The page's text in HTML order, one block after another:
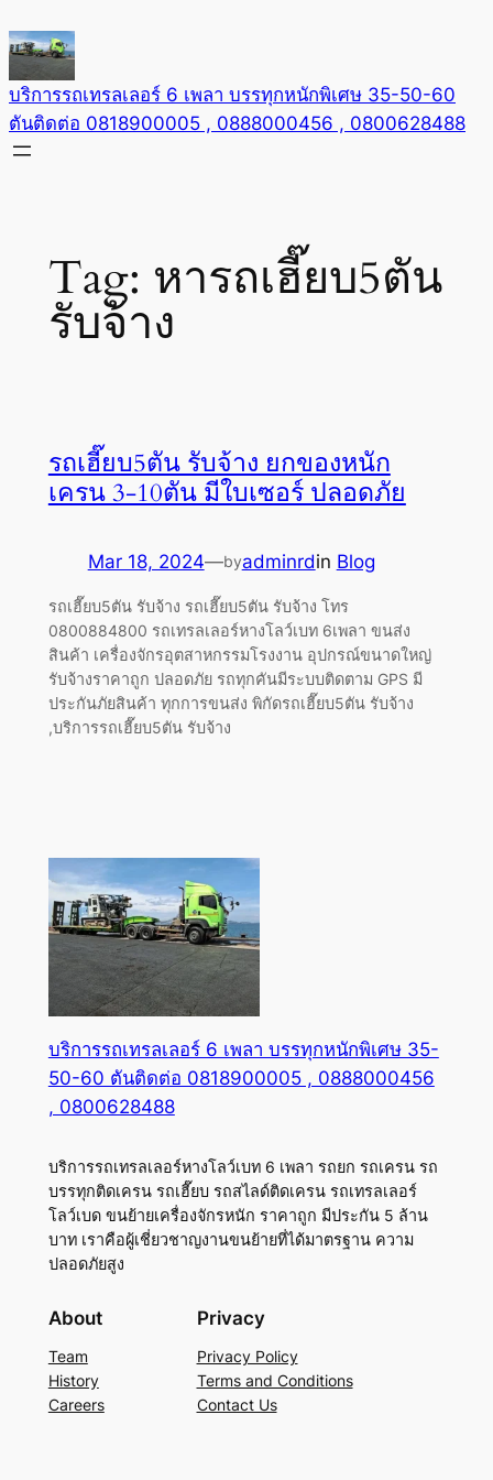
to
content
บริการรถเทรลเลอร์ 6 เพลา บรรทุกหนักพิเศษ 35-50-60
ตันติดต่อ 0818900005 , 0888000456 , 0800628488
Tag: หารถเฮี๊ยบ5ตัน
รับจ้าง
รถเฮี๊ยบ5ตัน รับจ้าง ยกของหนัก
เครน 3-10ตัน มีใบเซอร์ ปลอดภัย
Mar 18, 2024—byadminrdin Blog
รถเฮี๊ยบ5ตัน รับจ้าง รถเฮี๊ยบ5ตัน รับจ้าง โทร
0800884800 รถเทรลเลอร์หางโลว์เบท 6เพลา ขนส่ง
สินค้า เครื่องจักรอุตสาหกรรมโรงงาน อุปกรณ์ขนาดใหญ่
รับจ้างราคาถูก ปลอดภัย รถทุกคันมีระบบติดตาม GPS มี
ประกันภัยสินค้า ทุกการขนส่ง พิกัดรถเฮี๊ยบ5ตัน รับจ้าง
,บริการรถเฮี๊ยบ5ตัน รับจ้าง
บริการรถเทรลเลอร์ 6 เพลา บรรทุกหนักพิเศษ 35-
50-60 ตันติดต่อ 0818900005 , 0888000456
, 0800628488
บริการรถเทรลเลอร์หางโลว์เบท 6 เพลา รถยก รถเครน รถ
บรรทุกติดเครน รถเฮี๊ยบ รถสไลด์ติดเครน รถเทรลเลอร์
โลว์เบด ขนย้ายเครื่องจักรหนัก ราคาถูก มีประกัน 5 ล้าน
บาท เราคือผู้เชี่ยวชาญงานขนย้ายที่ได้มาตรฐาน ความ
ปลอดภัยสูง
About
Team
History
Careers
Privacy
Privacy Policy
Terms and Conditions
Contact Us